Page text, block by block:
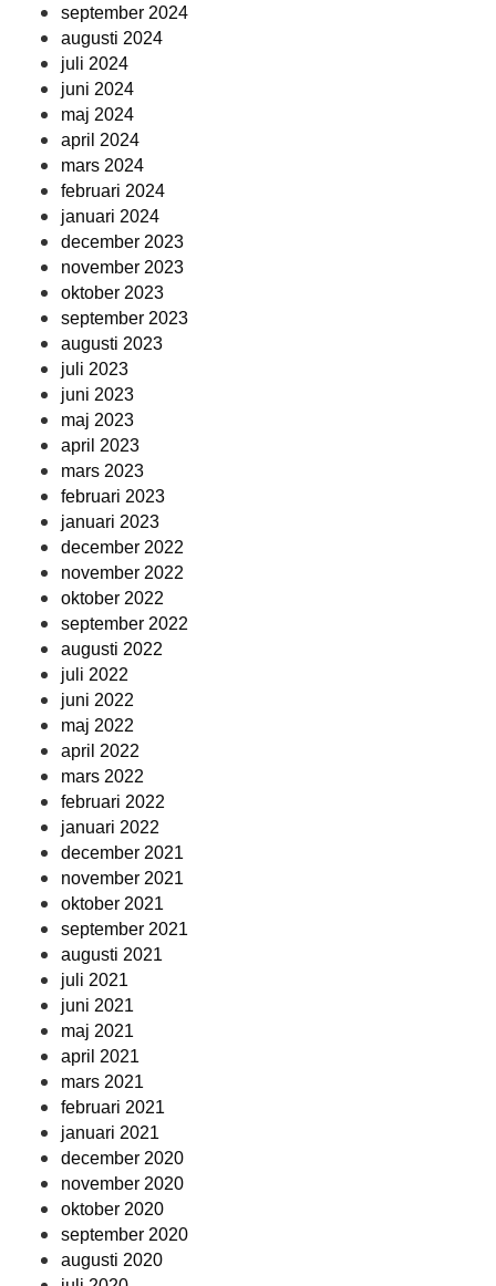
september 2024
augusti 2024
juli 2024
juni 2024
maj 2024
april 2024
mars 2024
februari 2024
januari 2024
december 2023
november 2023
oktober 2023
september 2023
augusti 2023
juli 2023
juni 2023
maj 2023
april 2023
mars 2023
februari 2023
januari 2023
december 2022
november 2022
oktober 2022
september 2022
augusti 2022
juli 2022
juni 2022
maj 2022
april 2022
mars 2022
februari 2022
januari 2022
december 2021
november 2021
oktober 2021
september 2021
augusti 2021
juli 2021
juni 2021
maj 2021
april 2021
mars 2021
februari 2021
januari 2021
december 2020
november 2020
oktober 2020
september 2020
augusti 2020